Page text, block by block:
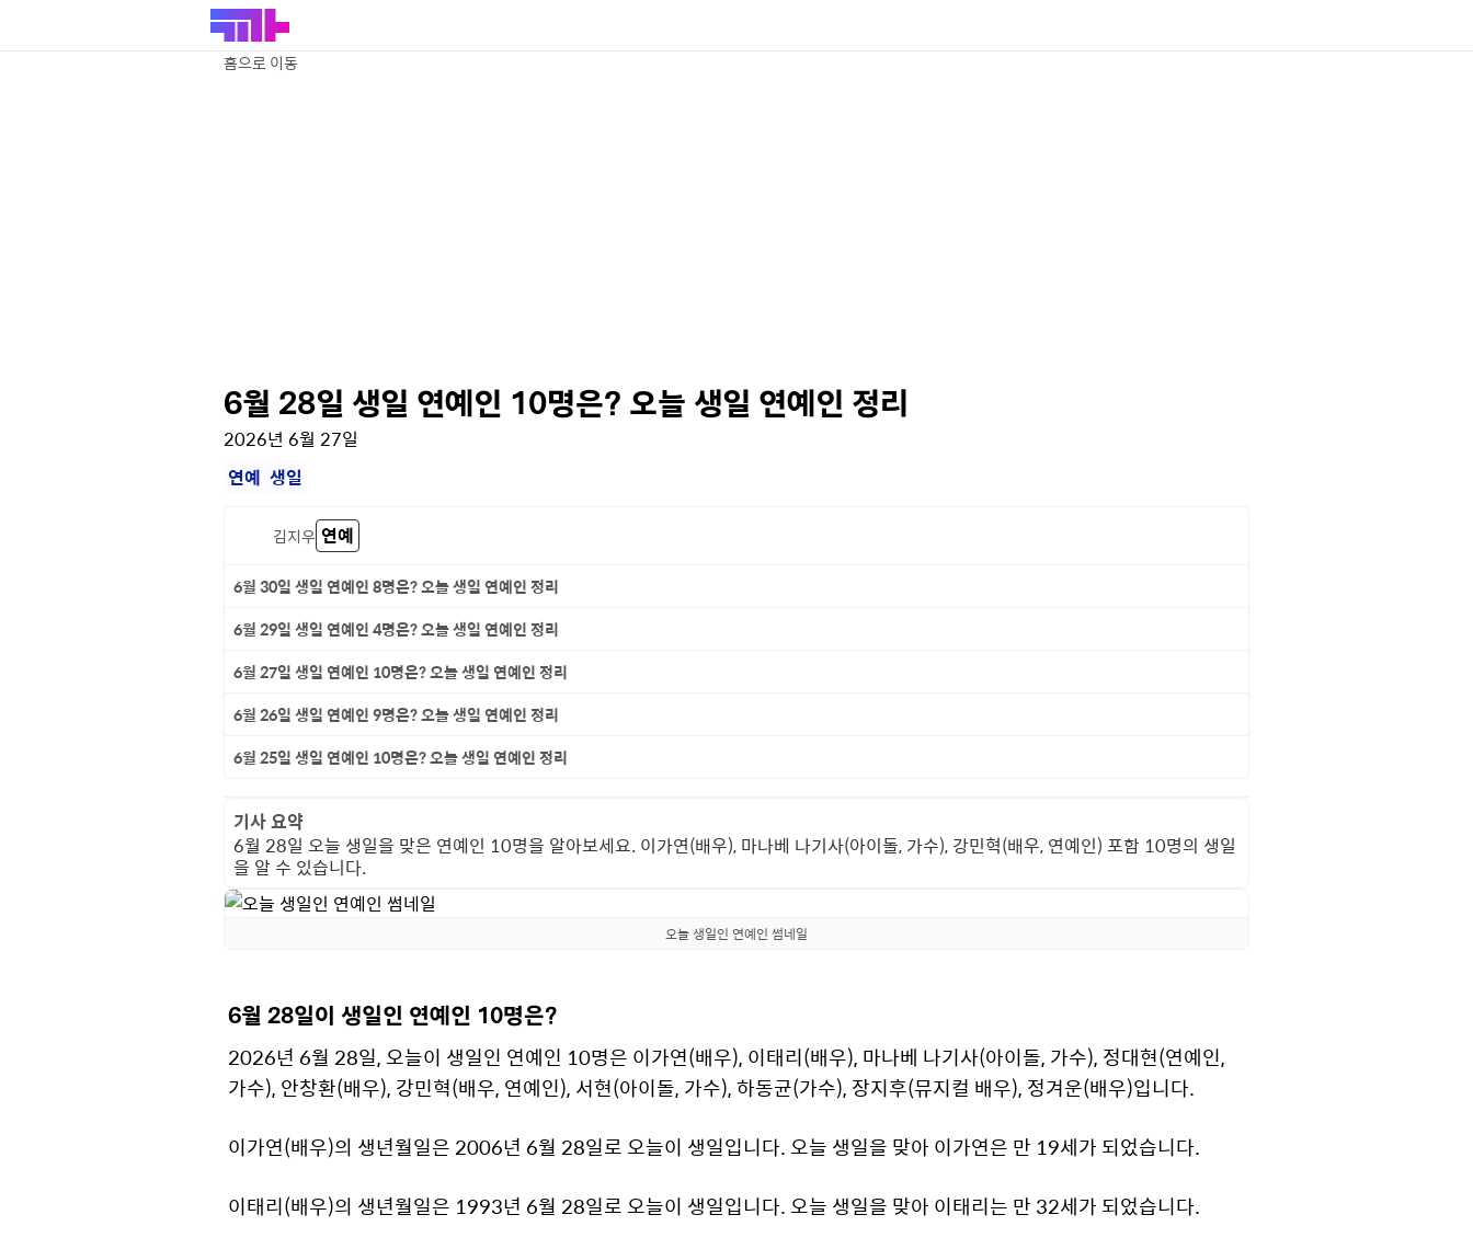
홈으로 이동
6월 28일 생일 연예인 10명은? 오늘 생일 연예인 정리
2026년 6월 27일
연예 생일
김지우 연예
6월 30일 생일 연예인 8명은? 오늘 생일 연예인 정리
6월 29일 생일 연예인 4명은? 오늘 생일 연예인 정리
6월 27일 생일 연예인 10명은? 오늘 생일 연예인 정리
6월 26일 생일 연예인 9명은? 오늘 생일 연예인 정리
6월 25일 생일 연예인 10명은? 오늘 생일 연예인 정리
기사 요약
6월 28일 오늘 생일을 맞은 연예인 10명을 알아보세요. 이가연(배우), 마나베 나기사(아이돌, 가수), 강민혁(배우, 연예인) 포함 10명의 생일
을 알 수 있습니다.
오늘 생일인 연예인 썸네일
6월 28일이 생일인 연예인 10명은?
2026년 6월 28일, 오늘이 생일인 연예인 10명은 이가연(배우), 이태리(배우), 마나베 나기사(아이돌, 가수), 정대현(연예인,
가수), 안창환(배우), 강민혁(배우, 연예인), 서현(아이돌, 가수), 하동균(가수), 장지후(뮤지컬 배우), 정겨운(배우)입니다.
이가연(배우)의 생년월일은 2006년 6월 28일로 오늘이 생일입니다. 오늘 생일을 맞아 이가연은 만 19세가 되었습니다.
이태리(배우)의 생년월일은 1993년 6월 28일로 오늘이 생일입니다. 오늘 생일을 맞아 이태리는 만 32세가 되었습니다.